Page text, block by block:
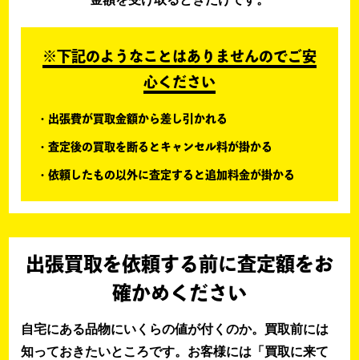
※下記のようなことはありませんのでご安
心ください
出張費が買取金額から差し引かれる
査定後の買取を断るとキャンセル料が掛かる
依頼したもの以外に査定すると追加料金が掛かる
出張買取を依頼する前に査定額をお
確かめください
自宅にある品物にいくらの値が付くのか。買取前には
知っておきたいところです。お客様には「買取に来て